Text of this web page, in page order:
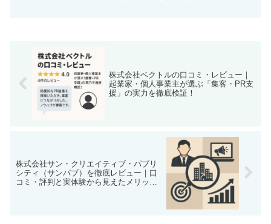
株式会社ベクトルの口コミ・レビュー｜
起業家・個人事業主が選ぶ「集客・PR支
援」の実力を徹底検証！
株式会社サン・クリエイティブ・パブリ
シティ（サンパブ）を徹底レビュー｜口
コミ・評判と実体験から見えたメリッ